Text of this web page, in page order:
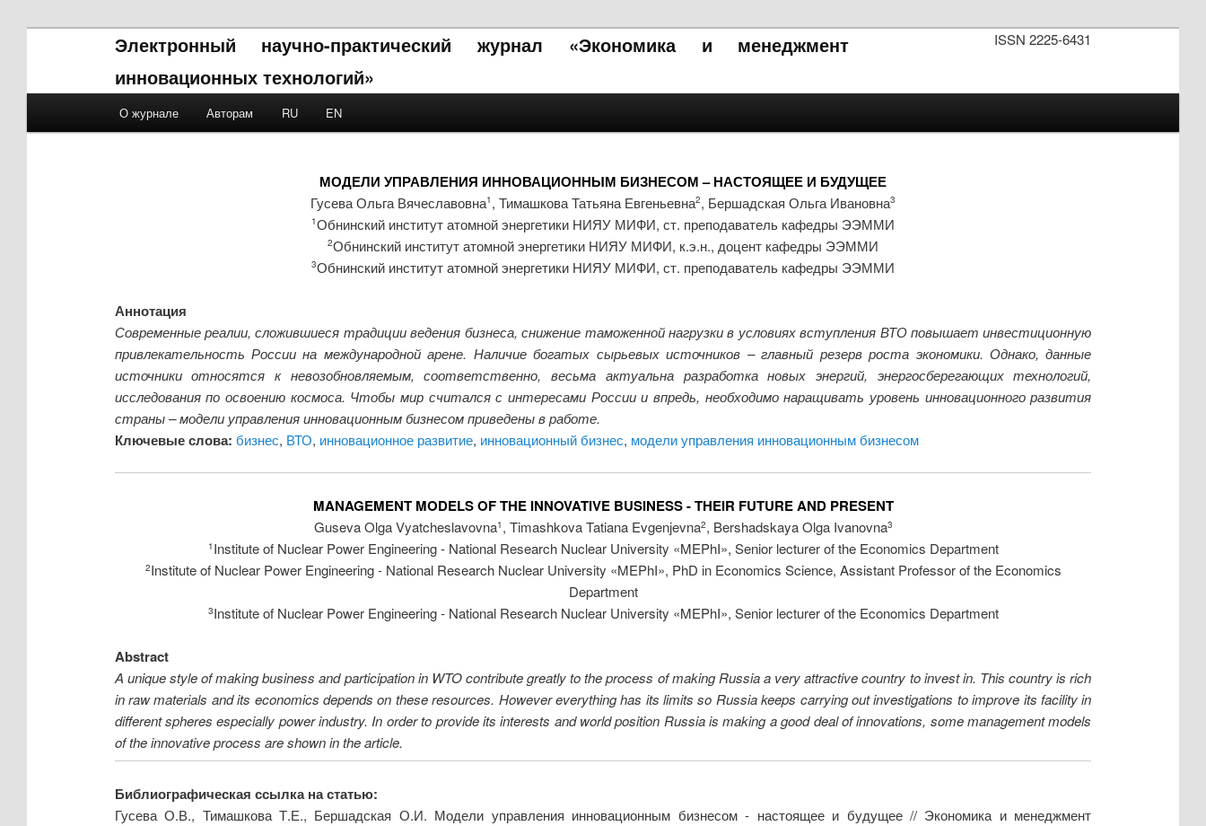
ISSN 2225-6431
Электронный научно-практический журнал «Экономика и менеджмент
инновационных технологий»
Skip to primary content
Skip to secondary content
О журнале Авторам RU EN
МОДЕЛИ УПРАВЛЕНИЯ ИННОВАЦИОННЫМ БИЗНЕСОМ – НАСТОЯЩЕЕ И БУДУЩЕЕ
Гусева Ольга Вячеславовна1 , Тимашкова Татьяна Евгеньевна2, Бершадская Ольга Ивановна3
1Обнинский институт атомной энергетики НИЯУ МИФИ, ст. преподаватель кафедры ЭЭММИ
2Обнинский институт атомной энергетики НИЯУ МИФИ, к.э.н., доцент кафедры ЭЭММИ
3Обнинский институт атомной энергетики НИЯУ МИФИ, ст. преподаватель кафедры ЭЭММИ
Аннотация
Современные реалии, сложившиеся традиции ведения бизнеса, снижение таможенной нагрузки в условиях вступления ВТО повышает инвестиционную
привлекательность России на международной арене. Наличие богатых сырьевых источников – главный резерв роста экономики. Однако, данные
источники относятся к невозобновляемым, соответственно, весьма актуальна разработка новых энергий, энергосберегающих технологий,
исследования по освоению космоса. Чтобы мир считался с интересами России и впредь, необходимо наращивать уровень инновационного развития
страны – модели управления инновационным бизнесом приведены в работе.
Ключевые слова: бизнес, ВТО, инновационное развитие, инновационный бизнес, модели управления инновационным бизнесом
MANAGEMENT MODELS OF THE INNOVATIVE BUSINESS - THEIR FUTURE AND PRESENT
Guseva Olga Vyatcheslavovna1 , Timashkova Tatiana Evgenjevna2, Bershadskaya Olga Ivanovna3
1 Institute of Nuclear Power Engineering - National Research Nuclear University «MEPhI», Senior lecturer of the Economics Department
2Institute of Nuclear Power Engineering - National Research Nuclear University «MEPhI», PhD in Economics Science, Assistant Professor of the Economics
Department
3Institute of Nuclear Power Engineering - National Research Nuclear University «MEPhI», Senior lecturer of the Economics Department
Abstract
A unique style of making business and participation in WTO contribute greatly to the process of making Russia a very attractive country to invest in. This country is rich
in raw materials and its economics depends on these resources. However everything has its limits so Russia keeps carrying out investigations to improve its facility in
different spheres especially power industry. In order to provide its interests and world position Russia is making a good deal of innovations, some management models
of the innovative process are shown in the article.
Библиографическая ссылка на статью:
Гусева О.В., Тимашкова Т.Е., Бершадская О.И. Модели управления инновационным бизнесом - настоящее и будущее // Экономика и менеджмент